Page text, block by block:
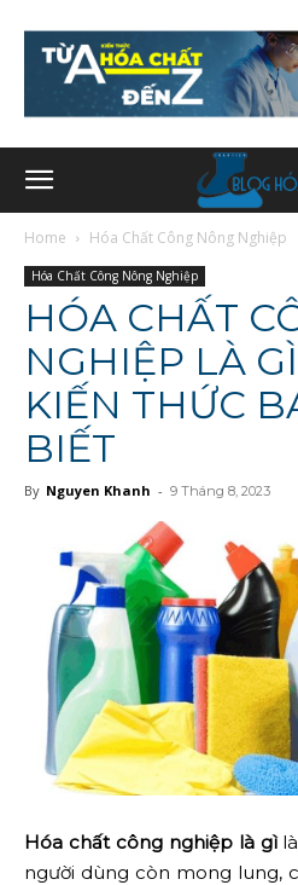
Home Hóa Chất Công Nông Nghiệp
Hóa Chất Công Nông Nghiệp
HÓA CHẤT
NGHIỆP LÀ
KIẾN THỨC
BIẾT
By Nguyen Khanh - 9 Tháng 8, 2023
Hóa chất công nghiệp là gìlà
người dùng còn mong lung,